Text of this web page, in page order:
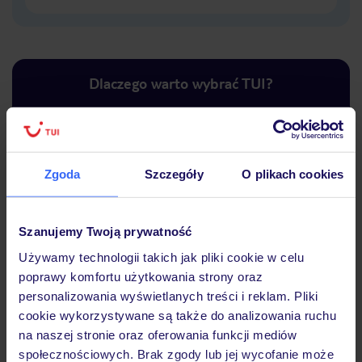
Zgoda Szczegóły O plikach cookies
Szanujemy Twoją prywatność
Używamy technologii takich jak pliki cookie w celu
poprawy komfortu użytkowania strony oraz
personalizowania wyświetlanych treści i reklam. Pliki
cookie wykorzystywane są także do analizowania ruchu
na naszej stronie oraz oferowania funkcji mediów
społecznościowych. Brak zgody lub jej wycofanie może
Dlaczego warto wybrać TUI?
Lider niskich cen
Największe biuro
podróży w Polsce
30 lat w
Hotel
Opinie